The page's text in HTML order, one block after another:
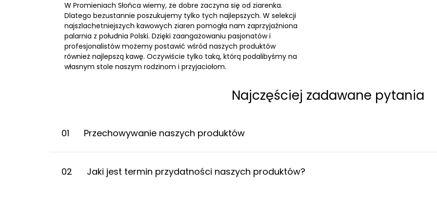
W Promieniach Słońca wiemy, że dobre zaczyna się od ziarenka.
Dlatego bezustannie poszukujemy tylko tych najlepszych. W selekcji
najszlachetniejszych kawowych ziaren pomogła nam zaprzyjaźniona
palarnia z południa Polski. Dzięki zaangażowaniu pasjonatów i
profesjonalistów możemy postawić wśród naszych produktów
również najlepszą kawę. Oczywiście tylko taką, którą podalibyśmy na
własnym stole naszym rodzinom i przyjaciołom.
Najczęściej zadawane pytania
01 Przechowywanie naszych produktów
02 Jaki jest termin przydatności naszych produktów?